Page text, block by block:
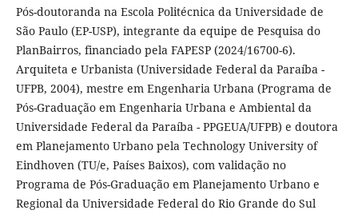
Pós-doutoranda na Escola Politécnica da Universidade de
São Paulo (EP-USP), integrante da equipe de Pesquisa do
PlanBairros, financiado pela FAPESP (2024/16700-6).
Arquiteta e Urbanista (Universidade Federal da Paraíba -
UFPB, 2004), mestre em Engenharia Urbana (Programa de
Pós-Graduação em Engenharia Urbana e Ambiental da
Universidade Federal da Paraíba - PPGEUA/UFPB) e doutora
em Planejamento Urbano pela Technology University of
Eindhoven (TU/e, Países Baixos), com validação no
Programa de Pós-Graduação em Planejamento Urbano e
Regional da Universidade Federal do Rio Grande do Sul